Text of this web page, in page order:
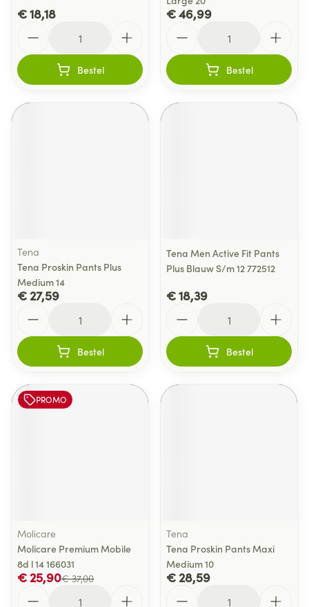
€ 18,18
Bestel
€ 46,99
Bestel
Tena
Tena Proskin Pants Plus
Medium 14
€ 27,59
Bestel
Tena Men Active Fit Pants
Plus Blauw S/m 12 772512
€ 18,39
Bestel
PROMO
Molicare
Molicare Premium Mobile
8d l 14 166031
€ 37,00
€ 25,90
Tena
Tena Proskin Pants Maxi
Medium 10
€ 28,59